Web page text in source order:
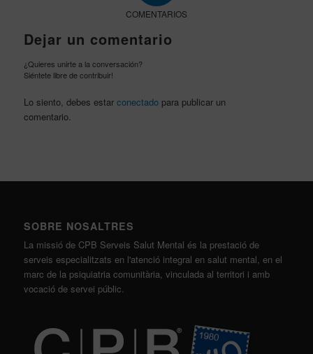
COMENTARIOS
Dejar un comentario
¿Quieres unirte a la conversación?
Siéntete libre de contribuir!
Lo siento, debes estar conectadopara publicar un
comentario.
SOBRE NOSALTRES
La missió de CPB Serveis Salut Mental és la prestació de
serveis especialitzats en l'atenció integral en salut mental, en el
marc de la psiquiatria comunitària, vinculada al territori i amb
vocació de servei públic.